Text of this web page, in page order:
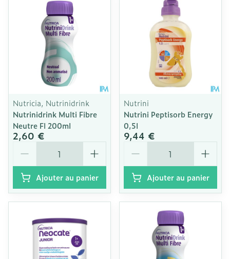
Nutricia, Nutrinidrink
Nutrinidrink Multi Fibre
Neutre Fl 200ml
2,60 €
Ajouter au panier
Nutrini
Nutrini Peptisorb Energy
0,5l
9,44 €
Ajouter au panier